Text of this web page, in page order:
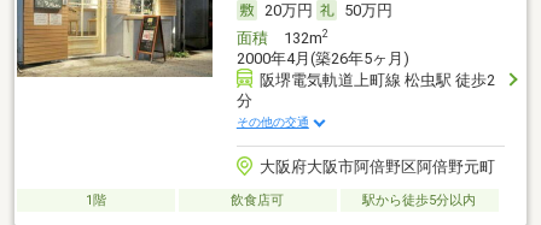
20万円
50万円
面積132m2
2000年4月(築26年5ヶ月)
阪堺電気軌道上町線 松虫駅 徒歩2
分
その他の交通
大阪府大阪市阿倍野区阿倍野元町
1階 飲食店可 駅から徒歩5分以内